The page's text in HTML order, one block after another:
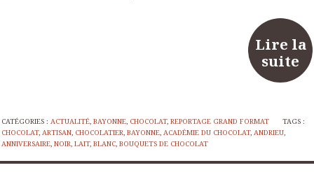
Lire la
suite
CATÉGORIES : ACTUALITÉ, BAYONNE, CHOCOLAT, REPORTAGE GRAND FORMAT
TAGS :
CHOCOLAT, ARTISAN, CHOCOLATIER, BAYONNE, ACADÉMIE DU CHOCOLAT, ANDRIEU,
ANNIVERSAIRE, NOIR, LAIT, BLANC, BOUQUETS DE CHOCOLAT